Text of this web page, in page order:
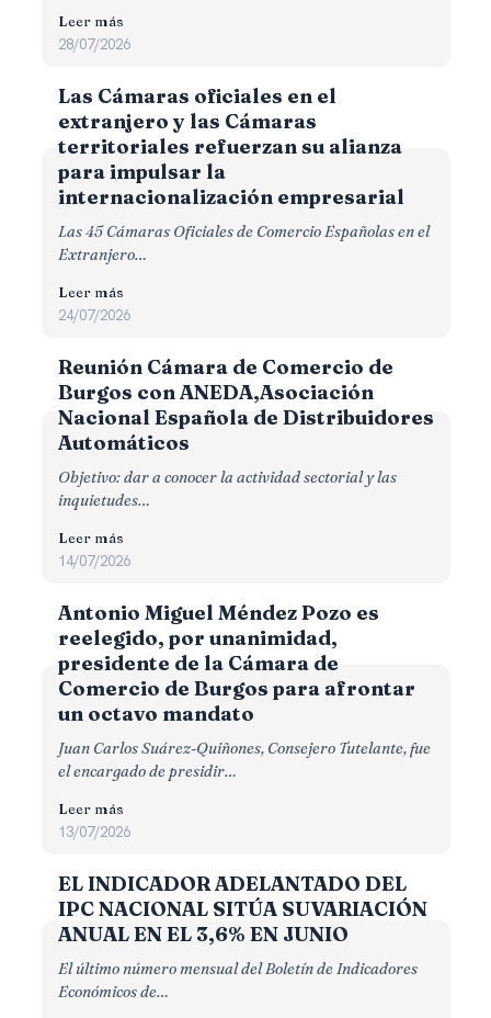
Leer más
28/07/2026
Las Cámaras oficiales en el
extranjero y las Cámaras
territoriales refuerzan su alianza
para impulsar la
internacionalización empresarial
Las 45 Cámaras Oficiales de Comercio Españolas en el
Extranjero…
Leer más
24/07/2026
Reunión Cámara de Comercio de
Burgos con ANEDA,Asociación
Nacional Española de Distribuidores
Automáticos
Objetivo: dar a conocer la actividad sectorial y las
inquietudes…
Leer más
14/07/2026
Antonio Miguel Méndez Pozo es
reelegido, por unanimidad,
presidente de la Cámara de
Comercio de Burgos para afrontar
un octavo mandato
Juan Carlos Suárez-Quiñones, Consejero Tutelante, fue
el encargado de presidir…
Leer más
13/07/2026
EL INDICADOR ADELANTADO DEL
IPC NACIONAL SITÚA SUVARIACIÓN
ANUAL EN EL 3,6% EN JUNIO
El último número mensual del Boletín de Indicadores
Económicos de…